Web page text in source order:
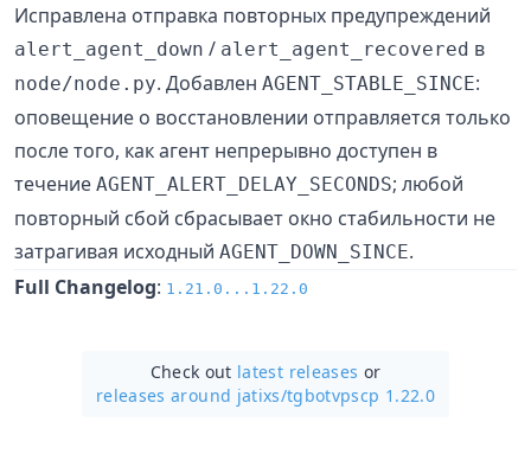
Исправлена отправка повторных предупреждений
alert_agent_down / alert_agent_recovered в
node/node.py. Добавлен AGENT_STABLE_SINCE:
оповещение о восстановлении отправляется только
после того, как агент непрерывно доступен в
течение AGENT_ALERT_DELAY_SECONDS; любой
повторный сбой сбрасывает окно стабильности не
затрагивая исходный AGENT_DOWN_SINCE.
Full Changelog: 1.21.0...1.22.0
Check out latest releases or
releases around jatixs/tgbotvpscp 1.22.0